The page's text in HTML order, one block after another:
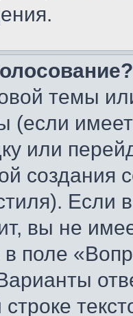
темы
(если
или
создания
Если
вы не
в поле